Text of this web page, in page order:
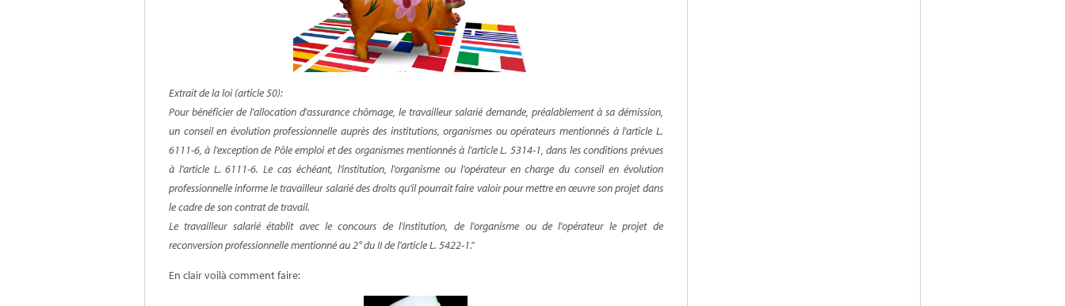
Extrait de la loi (article 50):
Pour bénéficier de l'allocation d'assurance chômage, le travailleur salarié demande, préalablement à sa démission,
un conseil en évolution professionnelle auprès des institutions, organismes ou opérateurs mentionnés à l'article L.
6111-6, à l'exception de Pôle emploi et des organismes mentionnés à l'article L. 5314-1, dans les conditions prévues
à l'article L. 6111-6. Le cas échéant, l'institution, l'organisme ou l'opérateur en charge du conseil en évolution
professionnelle informe le travailleur salarié des droits qu'il pourrait faire valoir pour mettre en œuvre son projet dans
le cadre de son contrat de travail.
Le travailleur salarié établit avec le concours de l'institution, de l'organisme ou de l'opérateur le projet de
reconversion professionnelle mentionné au 2° du II de l'article L. 5422-1."
En clair voilà comment faire: